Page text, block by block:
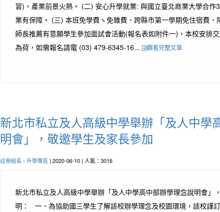
習)，產業前景火熱。 (二) 安心升學就業: 與國立臺北商業大學合作
業有保障。 (三) 本班免學費ヽ免雜費、跨縣市第一學期免住宿費、
師長推薦有意願學生參加面試會活動(報名表如附件一)，本校安排
為荷，如需報名請電 (03) 479-6345-16...
觀看完整文章
新北市私立及人高級中學舉辦「及人中學
明會」，敬邀學生及家長參加
註冊組長- 升學專區 | 2020-06-10 | 人氣：3016
新北市私立及人高級中學舉辦「及人中學高中部辦學理念說明會
明： 一、為協助國三學生了解該校辦學理念及校園環境，該校謹